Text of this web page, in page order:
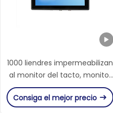
1000 liendres impermeabilizan
al monitor del tacto, monitor
industrial rugoso legible de la
luz del sol
Consiga el mejor precio